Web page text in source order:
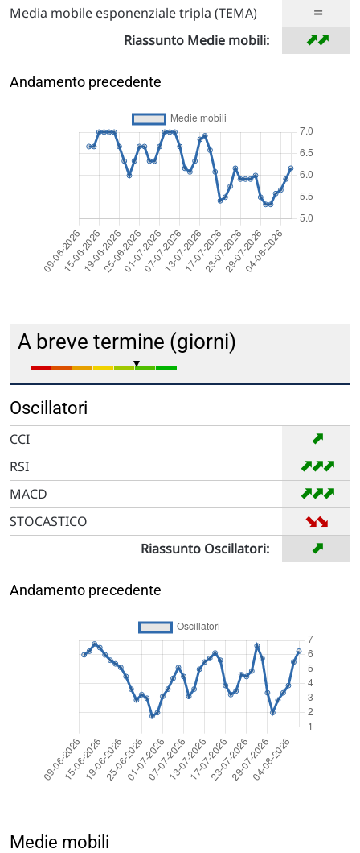
Media mobile esponenziale tripla (TEMA) =
Riassunto Medie mobili: ➡
➡
Andamento precedente
A breve termine (giorni)
Oscillatori
CCI ➡
RSI ➡
➡
➡
MACD ➡
➡
➡
STOCASTICO ➡
➡
Riassunto Oscillatori: ➡
Andamento precedente
Medie mobili